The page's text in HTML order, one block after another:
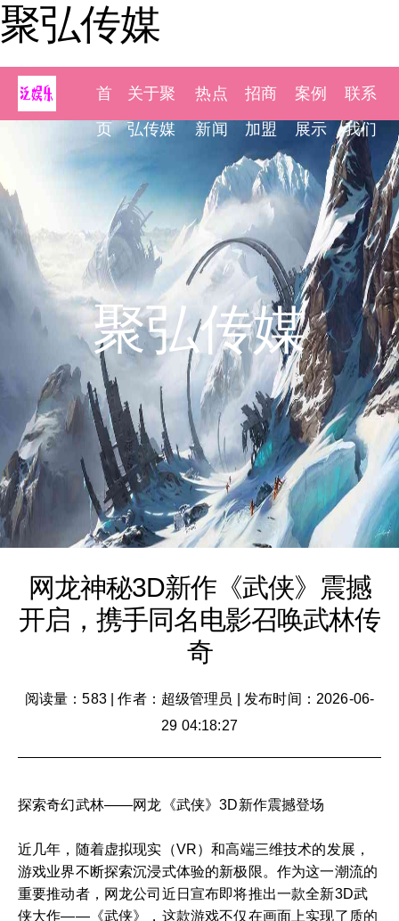
聚弘传媒
首
页
关于聚
弘传媒
热点
新闻
招商
加盟
案例
展示
联系
我们
聚弘传媒
网龙神秘3D新作《武侠》震撼
开启，携手同名电影召唤武林传
奇
阅读量：583|作者：超级管理员
发布时间：2026-06-
29 04:18:27
探索奇幻武林——网龙《武侠》3D新作震撼登场
近几年，随着虚拟现实（VR）和高端三维技术的发展，
游戏业界不断探索沉浸式体验的新极限。作为这一潮流的
重要推动者，网龙公司近日宣布即将推出一款全新3D武
侠大作——《武侠》，这款游戏不仅在画面上实现了质的